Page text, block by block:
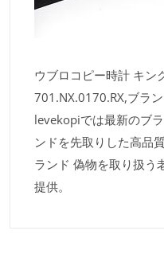
ウブロコピー時計 キン
701.NX.0170.RX,ブラ
levekopiでは最新のブ
ンドを先取りした高品
ランド 偽物を取り扱う
提供。